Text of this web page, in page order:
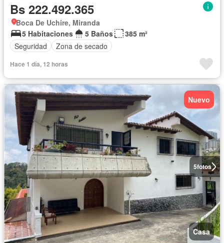
Bs 222.492.365
Boca De Uchire, Miranda
5 Habitaciones
5 Baños
385 m²
Seguridad
Zona de secado
Hace 1 día, 12 horas
5fotos
Nuevo
Casa